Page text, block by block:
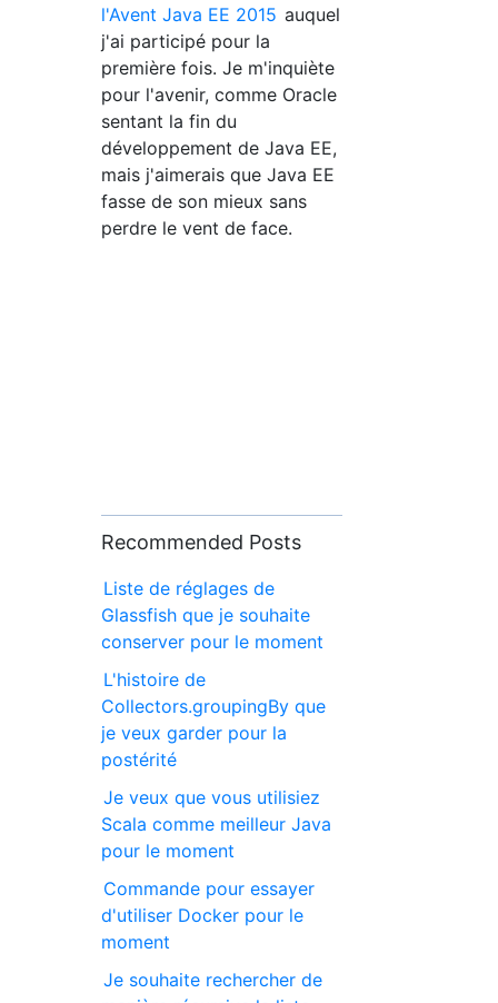
l'Avent Java EE 2015 auquel
j'ai participé pour la
première fois. Je m'inquiète
pour l'avenir, comme Oracle
sentant la fin du
développement de Java EE,
mais j'aimerais que Java EE
fasse de son mieux sans
perdre le vent de face.
Recommended Posts
Liste de réglages de
Glassfish que je souhaite
conserver pour le moment
L'histoire de
Collectors.groupingBy que
je veux garder pour la
postérité
Je veux que vous utilisiez
Scala comme meilleur Java
pour le moment
Commande pour essayer
d'utiliser Docker pour le
moment
Je souhaite rechercher de